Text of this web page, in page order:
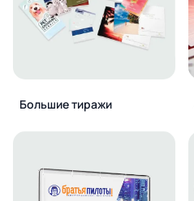
Большие тиражи